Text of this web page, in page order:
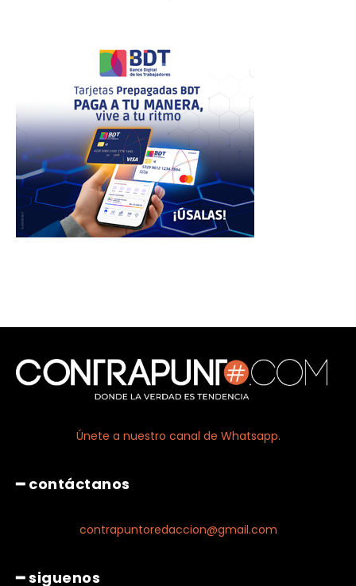
Únete a nuestro canal de Whatsapp.
━ contáctanos
contrapuntoredaccion@gmail.com
━ siguenos